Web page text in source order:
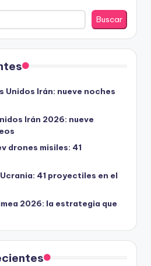
Buscar
Unidos Irán: nueve noches
Irán 2026: nueve
drones misiles: 41
41 proyectiles en el
2026: la estrategia que